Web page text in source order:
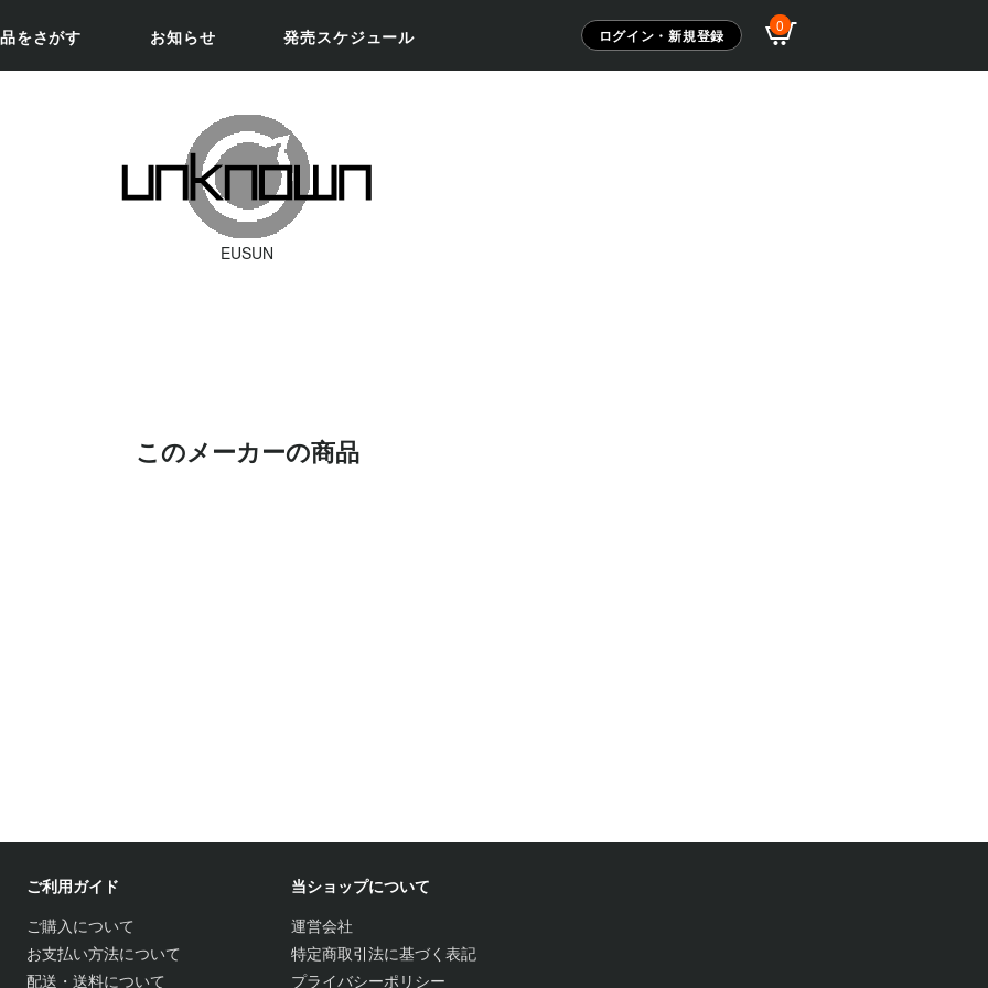
をさがす お知らせ 発売スケジュール ログイン・新規登録
0
EUSUN
このメーカーの商品
ご利用ガイド
ご購入について
お支払い方法について
配送・送料について
当ショップについて
運営会社
特定商取引法に基づく表記
プライバシーポリシー